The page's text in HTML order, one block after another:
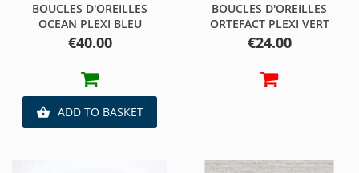
BOUCLES D'OREILLES
OCEAN PLEXI BLEU
Price
€40.00
 ADD TO BASKET
BOUCLES D'OREILLES
ORTEFACT PLEXI VERT
Price
€24.00